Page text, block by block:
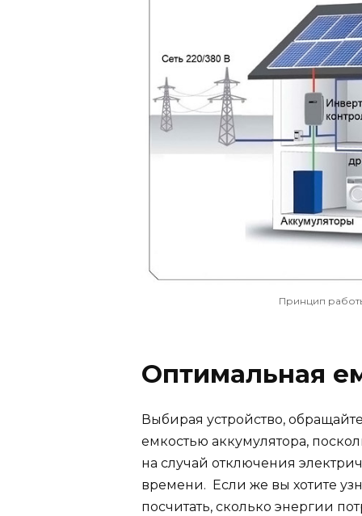
Принцип
Оптимальная
Выбирая устройство,
емкостью аккумулятора,
на случай отключения
времени. Если же вы хотите
посчитать, сколько энергии